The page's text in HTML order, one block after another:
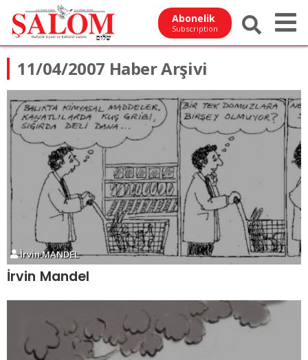
Abonelik
Subscription
11/04/2007 Haber Arşivi
İrvin MANDEL
İrvin Mandel